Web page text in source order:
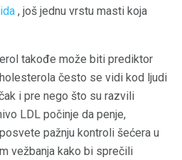
, još jednu vrstu masti koja
takođe može biti prediktor
često se vidi kod ljudi
i pre nego što su razvili
LDL počinje da penje,
pažnju kontroli šećera u
vežbanja kako bi sprečili